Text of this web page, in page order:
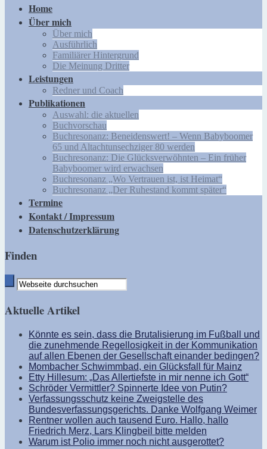
Home
Über mich
Über mich
Ausführlich
Familiärer Hintergrund
Die Meinung Dritter
Leistungen
Redner und Coach
Publikationen
Auswahl: die aktuellen
Buchvorschau
Buchresonanz: Beneidenswert! – Wenn Babyboomer
65 und Altachtunsechziger 80 werden
Buchresonanz: Die Glücksverwöhnten – Ein früher
Babyboomer wird erwachsen
Buchresonanz „Wo Vertrauen ist, ist Heimat“
Buchresonanz „Der Ruhestand kommt später“
Termine
Kontakt / Impressum
Datenschutzerklärung
Finden
Aktuelle Artikel
Könnte es sein, dass die Brutalisierung im Fußball und
die zunehmende Regellosigkeit in der Kommunikation
auf allen Ebenen der Gesellschaft einander bedingen?
Mombacher Schwimmbad, ein Glücksfall für Mainz
Etty Hillesum: „Das Allertiefste in mir nenne ich Gott“
Schröder Vermittler? Spinnerte Idee von Putin?
Verfassungsschutz keine Zweigstelle des
Bundesverfassungsgerichts. Danke Wolfgang Weimer
Rentner wollen auch tausend Euro. Hallo, hallo
Friedrich Merz, Lars Klingbeil bitte melden
Warum ist Polio immer noch nicht ausgerottet?